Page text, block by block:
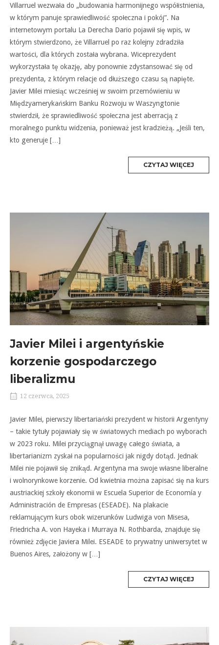
Villarruel wezwała do „budowania harmonijnego współistnienia,
w którym panuje sprawiedliwość społeczna i pokój”. Na
internetowym portalu La Derecha Dario pojawił się wpis, w
którym stwierdzono, że Villarruel po raz kolejny zdradziła
wartości, dla których została wybrana. Wiceprezydent
wykorzystała tę okazję, aby ponownie zdystansować się od
prezydenta, z którym relacje od dłuższego czasu są napięte.
Javier Milei miesiąc wcześniej w swoim przemówieniu w
Międzyamerykańskim Banku Rozwoju w Waszyngtonie
stwierdził, że sprawiedliwość społeczna jest aberracją z
moralnego punktu widzenia, ponieważ jest kradzieżą. „Jeśli ten,
kto generuje […]
CZYTAJ WIĘCEJ
Javier Milei i argentyńskie
korzenie gospodarczego
liberalizmu
12 czerwca, 2025
Javier Milei, pierwszy libertariański prezydent w historii Argentyny
– takie tytuły pojawiały się w światowych mediach po wyborach
w 2023 roku. Milei przyciągnął uwagę całego świata, a
libertarianizm zyskał na popularności jak nigdy dotąd. Jednak
Milei nie pojawił się znikąd. Argentyna ma swoje własne liberalne
i wolnorynkowe korzenie. Od kwietnia można zapisać się na kurs
austriackiej szkoły ekonomii w Escuela Superior de Economía y
Administración de Empresas (ESEADE). Na plakacie
reklamującym kurs obok wizerunków Ludwiga von Misesa,
Friedricha A. von Hayeka i Murraya N. Rothbarda, znajduje się
również zdjęcie Javiera Milei. ESEADE to prywatny uniwersytet w
Buenos Aires, założony w […]
CZYTAJ WIĘCEJ